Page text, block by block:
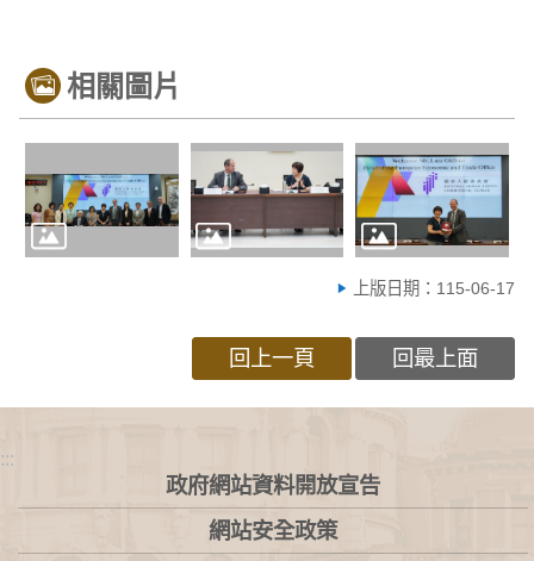
相關圖片
上版日期：115-06-17
回上一頁 回最上面
:::
政府網站資料開放宣告
網站安全政策